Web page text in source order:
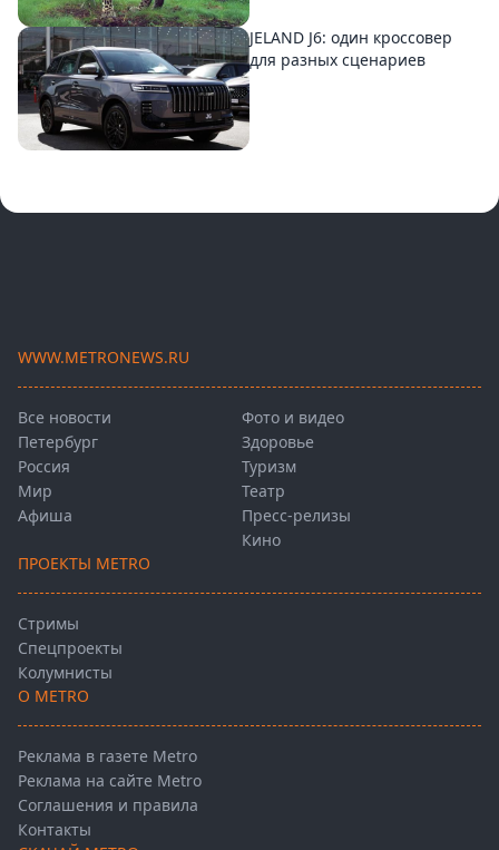
JELAND J6: один кроссовер
для разных сценариев
WWW.METRONEWS.RU
Все новости
Петербург
Россия
Мир
Афиша
Фото и видео
Здоровье
Туризм
Театр
Пресс-релизы
Кино
ПРОЕКТЫ METRO
Стримы
Спецпроекты
Колумнисты
О METRO
Реклама в газете Metro
Реклама на сайте Metro
Соглашения и правила
Контакты